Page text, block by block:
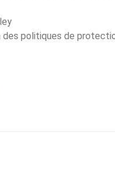
politiques de